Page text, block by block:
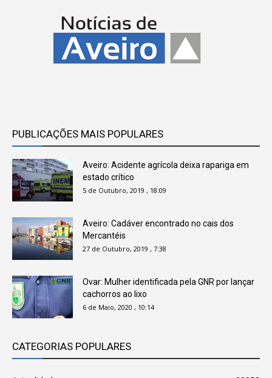
PUBLICAÇÕES MAIS POPULARES
Aveiro: Acidente agrícola deixa rapariga em
estado crítico
5 de Outubro, 2019 , 18:09
Aveiro: Cadáver encontrado no cais dos
Mercantéis
27 de Outubro, 2019 , 7:38
Ovar: Mulher identificada pela GNR por lançar
cachorros ao lixo
6 de Maio, 2020 , 10:14
CATEGORIAS POPULARES